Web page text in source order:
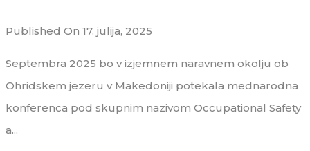
Published On 17. julija, 2025
Septembra 2025 bo v izjemnem naravnem okolju ob
Ohridskem jezeru v Makedoniji potekala mednarodna
konferenca pod skupnim nazivom Occupational Safety
a...